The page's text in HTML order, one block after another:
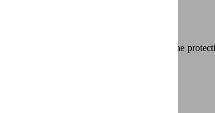
et autres nuisibles. Optez à la fois pour une